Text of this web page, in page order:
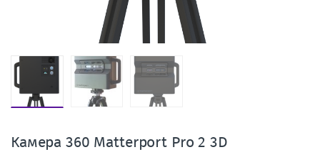
Камера 360 Matterport Pro 2 3D